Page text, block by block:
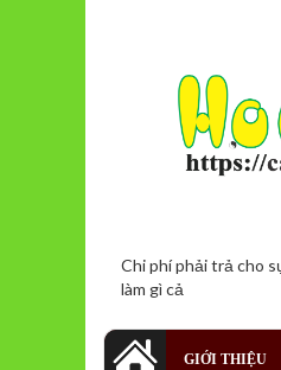
Chi phí phải trả cho
làm gì cả
GIỚI THIỆU